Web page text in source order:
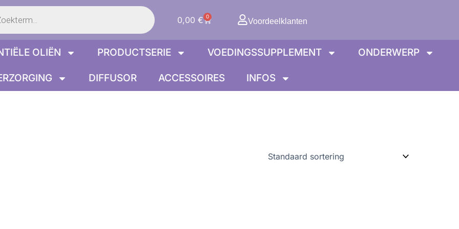
0,00 € 0
WinkelwagenVoordeelklanten
OLIËN PRODUCTSERIE VOEDINGSSUPPLEMENT ONDERWERP
DIFFUSOR ACCESSOIRES INFOS